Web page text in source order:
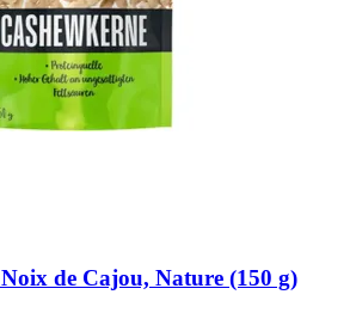
Noix de Cajou, Nature (150 g)